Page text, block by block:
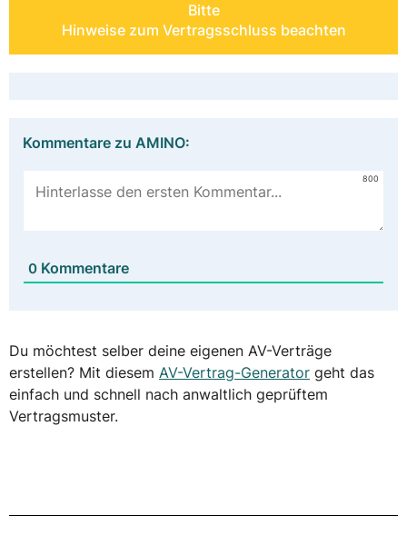
Bitte
Hinweise zum Vertragsschluss beachten
Kommentare zu AMINO:
800
0 Kommentare
Du möchtest selber deine eigenen AV-Verträge
erstellen? Mit diesem AV-Vertrag-Generator geht das
einfach und schnell nach anwaltlich geprüftem
Vertragsmuster.